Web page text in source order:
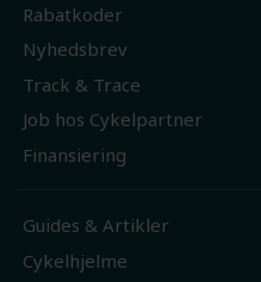
Rabatkoder
Nyhedsbrev
Track & Trace
Job hos Cykelpartner
Finansiering
Guides & Artikler
Cykelhjelme